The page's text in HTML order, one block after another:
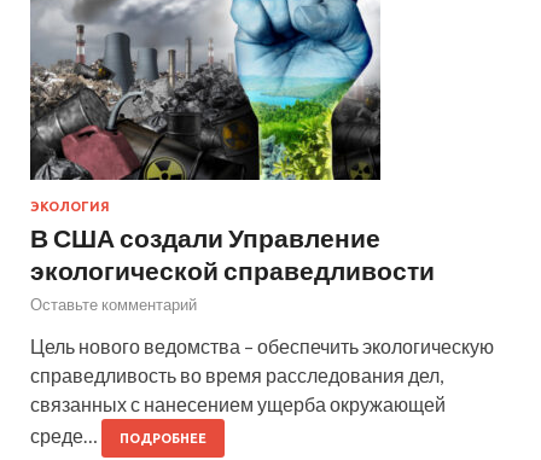
ЭКОЛОГИЯ
В США создали Управление
экологической справедливости
Оставьте комментарий
Цель нового ведомства – обеспечить экологическую
справедливость во время расследования дел,
связанных с нанесением ущерба окружающей
среде…
ПОДРОБНЕЕ